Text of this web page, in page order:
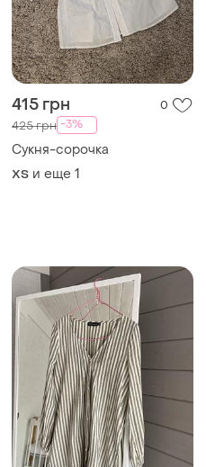
415 грн 0
425 грн -3%
Сукня-сорочка
ХS и еще 1